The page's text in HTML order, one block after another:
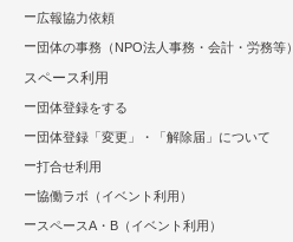
広報協⼒依頼
団体の事務（NPO法人事務・会計・労務等）
スペース利用
団体登録をする
団体登録「変更」・「解除届」について
打合せ利用
協働ラボ（イベント利⽤）
スペースA・B（イベント利⽤）